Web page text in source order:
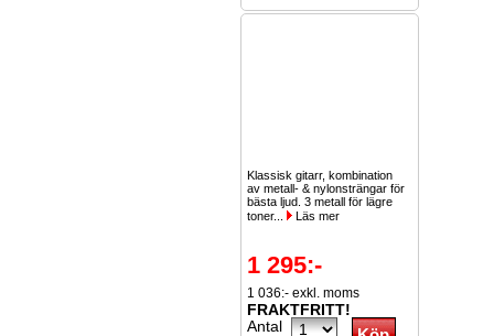
Klassisk gitarr, kombination
av metall- & nylonsträngar för
bästa ljud. 3 metall för lägre
toner...
Läs mer
1 295:-
1 036:- exkl. moms
FRAKTFRITT!
Antal